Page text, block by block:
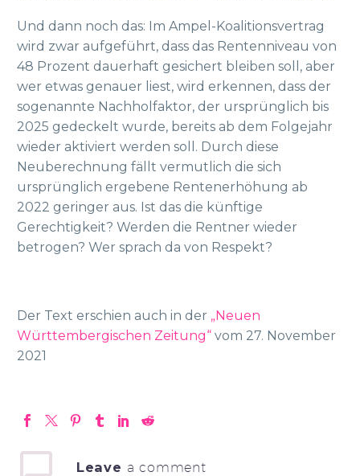
Und dann noch das: Im Ampel-Koalitionsvertrag
wird zwar aufgeführt, dass das Rentenniveau von
48 Prozent dauerhaft gesichert bleiben soll, aber
wer etwas genauer liest, wird erkennen, dass der
sogenannte Nachholfaktor, der ursprünglich bis
2025 gedeckelt wurde, bereits ab dem Folgejahr
wieder aktiviert werden soll. Durch diese
Neuberechnung fällt vermutlich die sich
ursprünglich ergebene Rentenerhöhung ab
2022 geringer aus. Ist das die künftige
Gerechtigkeit? Werden die Rentner wieder
betrogen? Wer sprach da von Respekt?
Der Text erschien auch in der „Neuen
Württembergischen Zeitung“ vom 27. November
2021
Leave a comment